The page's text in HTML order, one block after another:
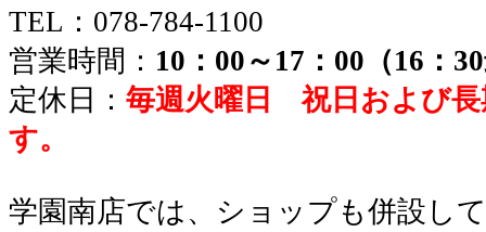
TEL：078-784-1100
営業時間： 10：00～17：00（16：
定休日： 毎週火曜日 祝日および長
す。
学園南店では、ショップも併設し